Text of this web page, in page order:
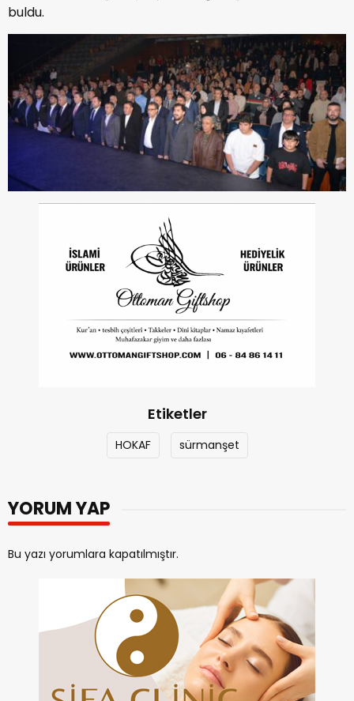
buldu.
Etiketler
HOKAF sürmanşet
YORUM YAP
Bu yazı yorumlara kapatılmıştır.